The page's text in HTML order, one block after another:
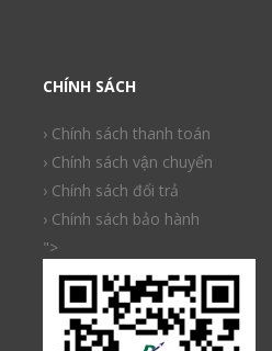
CHÍNH SÁCH
› Chính sách thanh toán
› Chính sách vận chuyển
› Chính sách đổi trả
› Chính sách bảo hành
">